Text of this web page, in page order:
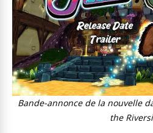
Bande-annonce de la nouvelle
the